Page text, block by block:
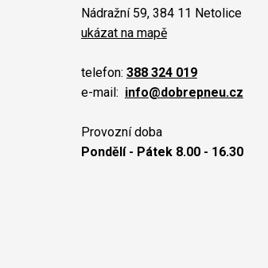
Nádražní 59, 384 11 Netolice
ukázat na mapě
telefon: 388 324 019
e-mail: info@dobrepneu.cz
Provozní doba
Pondělí - Pátek 8.00 - 16.30